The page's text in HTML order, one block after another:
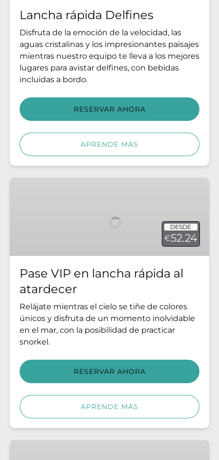
Lancha rápida Delfines
Disfruta de la emoción de la velocidad, las
aguas cristalinas y los impresionantes paisajes
mientras nuestro equipo te lleva a los mejores
lugares para avistar delfines, con bebidas
incluidas a bordo.
RESERVAR AHORA
APRENDE MÁS
atardecer
DESDE
€52.24
Pase VIP en lancha rápida al
atardecer
Relájate mientras el cielo se tiñe de colores
únicos y disfruta de un momento inolvidable
en el mar, con la posibilidad de practicar
snorkel.
RESERVAR AHORA
APRENDE MÁS